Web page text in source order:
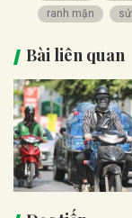
ranh mặn
Bài liên quan